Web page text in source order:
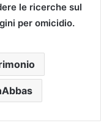
le ricerche sul
per omicidio.